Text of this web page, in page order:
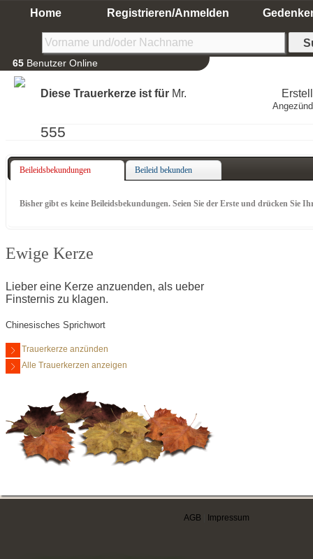
Home Registrieren/Anmelden
65 Benutzer Online
Diese Trauerkerze ist für Mr.
555
Beileidsbekundungen Beileid bekunden
Bisher gibt es keine Beileidsbekundungen. Seien Sie der Erste und drücken Sie
Ewige Kerze
Lieber eine Kerze anzuenden, als ueber
Finsternis zu klagen.
Chinesisches Sprichwort
Trauerkerze anzünden
Alle Trauerkerzen anzeigen
AGB Impressum